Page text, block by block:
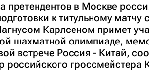
претендентов в Москве
к титульному матчу
Карлсеном примет
шахматной олимпиаде,
встрече Россия - Китай,
российского гроссмейстера